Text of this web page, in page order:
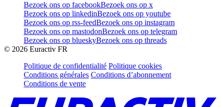
Bezoek ons op facebookBezoek ons op x
Bezoek ons op linkedinBezoek ons op youtube
Bezoek ons op rss-feedBezoek ons op instagram
Bezoek ons op mastodonBezoek ons op telegram
Bezoek ons op blueskyBezoek ons op threads
© 2026 Euractiv FR
Politique de confidentialité Politique cookies
Conditions générales Conditions d’abonnement
Conditions de vente